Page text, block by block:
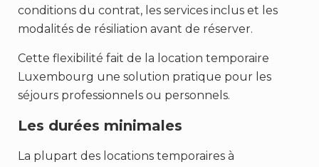
conditions du contrat, les services inclus et les
modalités de résiliation avant de réserver.
Cette flexibilité fait de la location temporaire
Luxembourg une solution pratique pour les
séjours professionnels ou personnels.
Les durées minimales
La plupart des locations temporaires à